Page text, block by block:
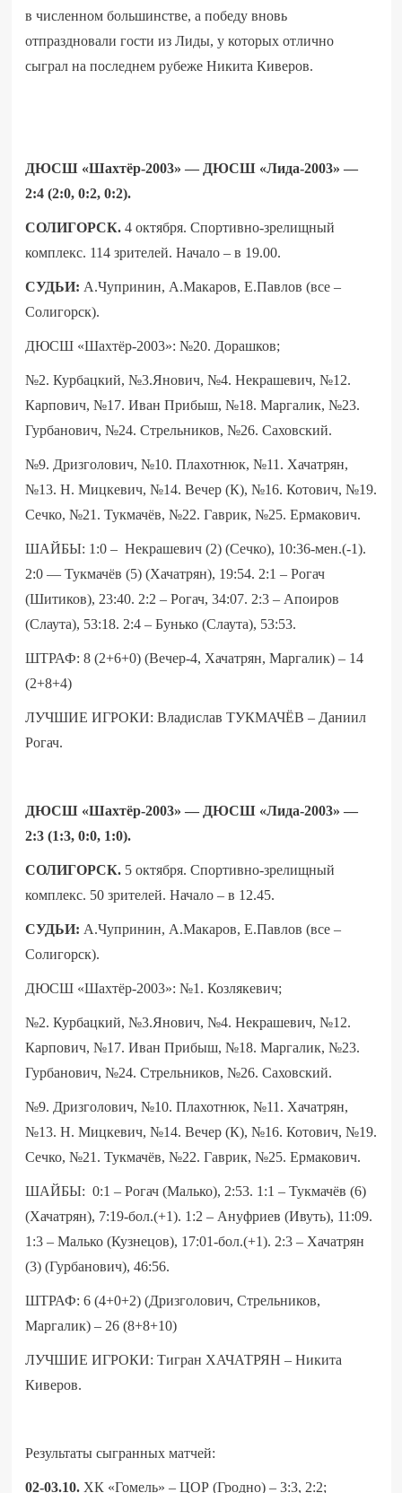
в численном большинстве, а победу вновь
отпраздновали гости из Лиды, у которых отлично
сыграл на последнем рубеже Никита Киверов.
ДЮСШ «Шахтёр-2003» — ДЮСШ «Лида-2003» —
2:4 (2:0, 0:2, 0:2).
СОЛИГОРСК.4 октября. Спортивно-зрелищный
комплекс. 114 зрителей. Начало – в 19.00.
СУДЬИ: А.Чупринин, А.Макаров, Е.Павлов (все –
Солигорск).
ДЮСШ «Шахтёр-2003»: №20. Дорашков;
№2. Курбацкий, №3.Янович, №4. Некрашевич, №12.
Карпович, №17. Иван Прибыш, №18. Маргалик, №23.
Гурбанович, №24. Стрельников, №26. Саховский.
№9. Дризголович, №10. Плахотнюк, №11. Хачатрян,
№13. Н. Мицкевич, №14. Вечер (К), №16. Котович, №19.
Сечко, №21. Тукмачёв, №22. Гаврик, №25. Ермакович.
ШАЙБЫ: 1:0 – Некрашевич (2) (Сечко), 10:36-мен.(-1).
2:0 — Тукмачёв (5) (Хачатрян), 19:54. 2:1 – Рогач
(Шитиков), 23:40. 2:2 – Рогач, 34:07. 2:3 – Апоиров
(Слаута), 53:18. 2:4 – Бунько (Слаута), 53:53.
ШТРАФ: 8 (2+6+0) (Вечер-4, Хачатрян, Маргалик) – 14
(2+8+4)
ЛУЧШИЕ ИГРОКИ: Владислав ТУКМАЧЁВ – Даниил
Рогач.
ДЮСШ «Шахтёр-2003» — ДЮСШ «Лида-2003» —
2:3 (1:3, 0:0, 1:0).
СОЛИГОРСК.5 октября. Спортивно-зрелищный
комплекс. 50 зрителей. Начало – в 12.45.
СУДЬИ: А.Чупринин, А.Макаров, Е.Павлов (все –
Солигорск).
ДЮСШ «Шахтёр-2003»: №1. Козлякевич;
№2. Курбацкий, №3.Янович, №4. Некрашевич, №12.
Карпович, №17. Иван Прибыш, №18. Маргалик, №23.
Гурбанович, №24. Стрельников, №26. Саховский.
№9. Дризголович, №10. Плахотнюк, №11. Хачатрян,
№13. Н. Мицкевич, №14. Вечер (К), №16. Котович, №19.
Сечко, №21. Тукмачёв, №22. Гаврик, №25. Ермакович.
ШАЙБЫ: 0:1 – Рогач (Малько), 2:53. 1:1 – Тукмачёв (6)
(Хачатрян), 7:19-бол.(+1). 1:2 – Ануфриев (Ивуть), 11:09.
1:3 – Малько (Кузнецов), 17:01-бол.(+1). 2:3 – Хачатрян
(3) (Гурбанович), 46:56.
ШТРАФ: 6 (4+0+2) (Дризголович, Стрельников,
Маргалик) – 26 (8+8+10)
ЛУЧШИЕ ИГРОКИ: Тигран ХАЧАТРЯН – Никита
Киверов.
Результаты сыгранных матчей:
02-03.10.ХК «Гомель» – ЦОР (Гродно) – 3:3, 2:2;